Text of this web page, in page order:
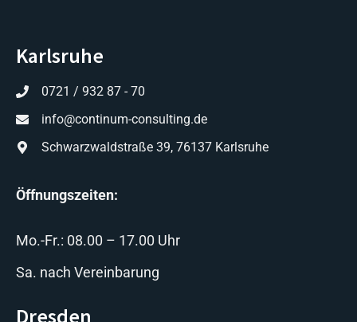
Karlsruhe
0721 / 932 87 - 70
info@continum-consulting.de
Schwarzwaldstraße 39, 76137 Karlsruhe
Öffnungszeiten:
Mo.-Fr.: 08.00 – 17.00 Uhr
Sa. nach Vereinbarung
Dresden